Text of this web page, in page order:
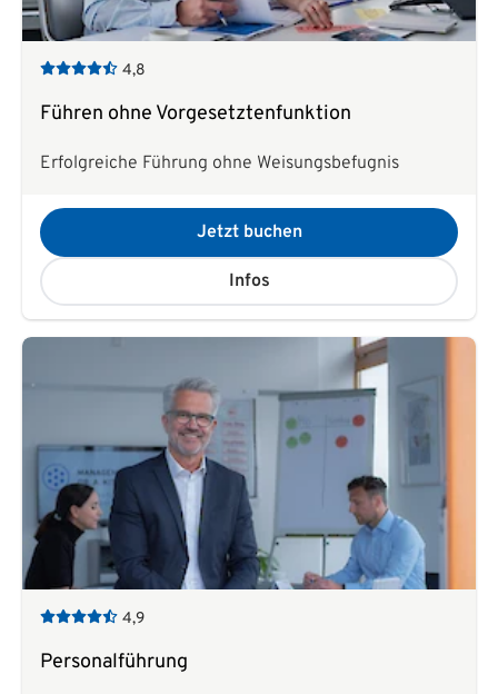
4,8
Führen ohne Vorgesetztenfunktion
Erfolgreiche Führung ohne Weisungsbefugnis
Jetzt buchen
Infos
4,9
Personalführung